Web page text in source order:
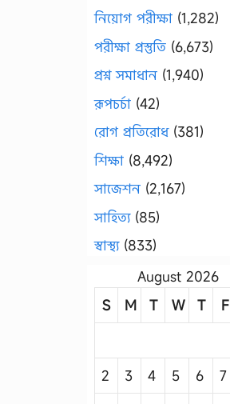
নিয়োগ পরীক্ষা (1,282)
পরীক্ষা প্রস্তুতি (6,673)
প্রশ্ন সমাধান (1,940)
রূপচর্চা (42)
রোগ প্রতিরোধ(381)
শিক্ষা (8,492)
সাজেশন (2,167)
সাহিত্য(85)
স্বাস্থ্য(833)
August 2026
S
M T W T F
2
3 4 5 6 7